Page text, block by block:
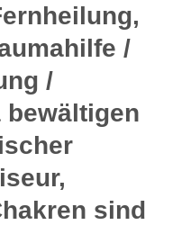
/
/
bewältigen
sind